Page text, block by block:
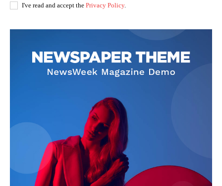
I've read and accept the Privacy Policy.